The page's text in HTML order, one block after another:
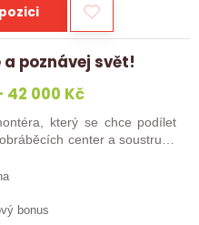
poznávej svět!
42 000 Kč
který se chce podílet
center a soustruhů
bonus